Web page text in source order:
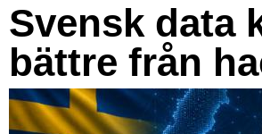
Svensk data
bättre från